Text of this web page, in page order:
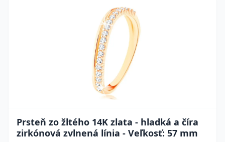
Prsteň zo žltého 14K zlata - hladká a číra
zirkónová zvlnená línia - Veľkosť: 57 mm